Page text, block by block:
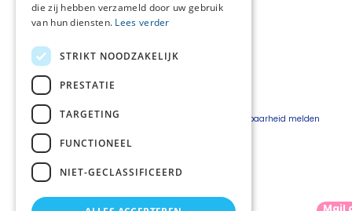
Over Palliaweb
Over PZNL
Pers
Vacatures
Webshop
Privacyverklaring
Beveiligingskwetsbaarheid melden
Mail
die zij hebben verzameld door uw gebruik
van hun diensten. Lees verder
STRIKT NOODZAKELIJK
PRESTATIE
TARGETING
FUNCTIONEEL
NIET-GECLASSIFICEERD